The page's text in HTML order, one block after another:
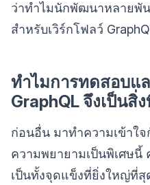
ว่าทำไมนักพัฒนาหลายพั
สำหรับเวิร์กโฟลว์
ทำไมการทดสอบแ
GraphQL จึงเป็นสิ่
ก่อนอื่น มาทำความเข้าใจ
ความพยายามเป็นพิเศษนี้
เป็นทั้งจุดแข็งที่ยิ่งใหญ่ที่